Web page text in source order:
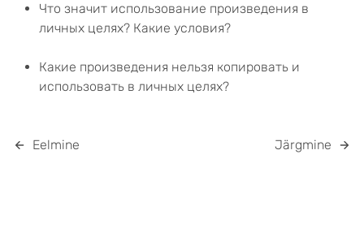
Что значит использование произведения в
личных целях? Какие условия?
Какие произведения нельзя копировать и
использовать в личных целях?
Eelmine Järgmine